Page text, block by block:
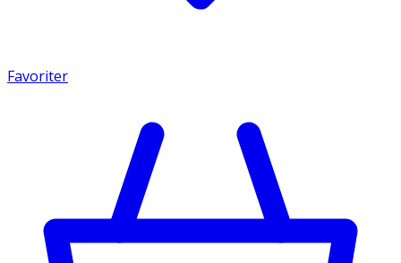
Favoriter